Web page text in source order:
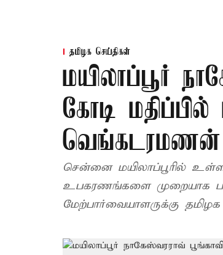
தமிழக செய்திகள்
மயிலாப்பூர்
கோடி
சென்னை மயிலாப்பூரில்
உபகரணங்களை முறையாக
மேற்பார்வையாளருக்கு